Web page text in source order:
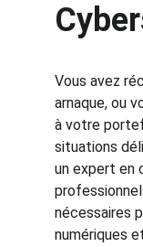
Vous avez
arnaque, ou
à votre
situations
un expert en
nécessaires
numériques